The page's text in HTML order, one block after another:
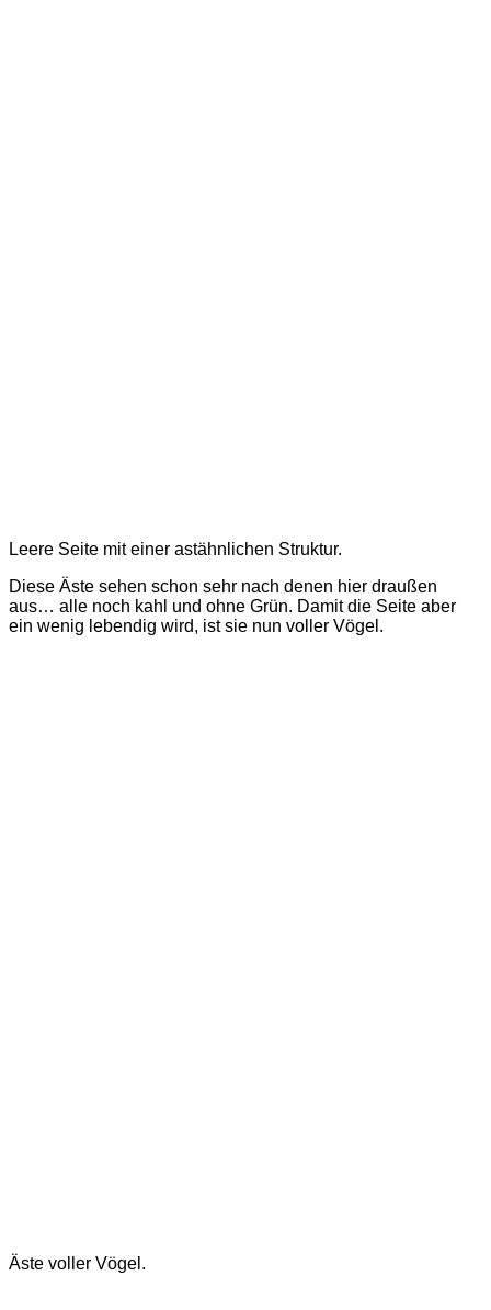
Leere Seite mit einer astähnlichen Struktur.
Diese Äste sehen schon sehr nach denen hier draußen
aus… alle noch kahl und ohne Grün. Damit die Seite aber
ein wenig lebendig wird, ist sie nun voller Vögel.
Äste voller Vögel.